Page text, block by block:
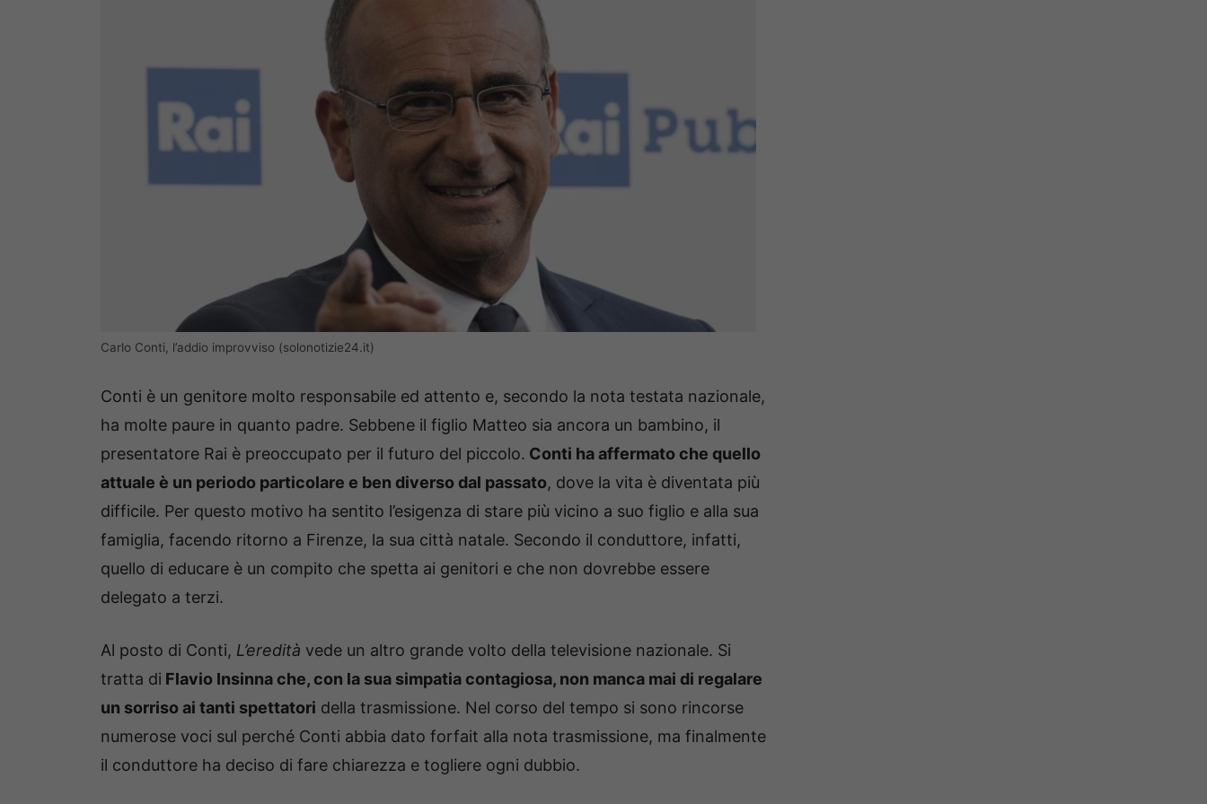
Carlo Conti, l’addio improvviso (solonotizie24.it)
Conti è un genitore molto responsabile ed attento e, secondo la nota testata nazionale,
ha molte paure in quanto padre. Sebbene il figlio Matteo sia ancora un bambino, il
presentatore Rai è preoccupato per il futuro del piccolo. Conti ha affermato che quello
attuale è un periodo particolare e ben diverso dal passato, dove la vita è diventata più
difficile. Per questo motivo ha sentito l’esigenza di stare più vicino a suo figlio e alla sua
famiglia, facendo ritorno a Firenze, la sua città natale. Secondo il conduttore, infatti,
quello di educare è un compito che spetta ai genitori e che non dovrebbe essere
delegato a terzi.
Al posto di Conti, L’eredità vede un altro grande volto della televisione nazionale. Si
tratta di Flavio Insinna che, con la sua simpatia contagiosa, non manca mai di regalare
un sorriso ai tanti spettatori della trasmissione. Nel corso del tempo si sono rincorse
numerose voci sul perché Conti abbia dato forfait alla nota trasmissione, ma finalmente
il conduttore ha deciso di fare chiarezza e togliere ogni dubbio.